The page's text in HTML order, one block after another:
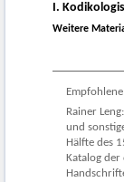
I.
Weitere
Rainer
und
Hälfte des
Katalog